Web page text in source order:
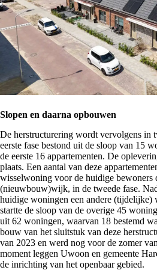
Slopen en daarna opbouwen
De herstructurering wordt vervolgens in
eerste fase bestond uit de sloop van 15
de eerste 16 appartementen. De
plaats. Een aantal van deze
wisselwoning voor de huidige bewoners
(nieuwbouw)wijk, in de tweede fase.
huidige woningen een andere (tijdelijke)
startte de sloop van de overige 45
uit 62 woningen, waarvan 18 bestemd
bouw van het sluitstuk van deze
van 2023 en werd nog voor de zomer
moment leggen Uwoon en gemeente
de inrichting van het openbaar gebied.